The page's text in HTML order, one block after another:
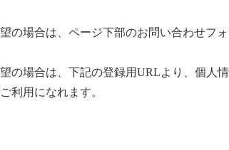
の場合は、ページ下部のお問い合わせフ
の場合は、下記の登録用URLより、個人
利用になれます。